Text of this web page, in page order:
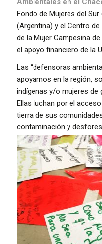
Fondo de Mujeres del Sur
(Argentina) y el Centro
de la Mujer Campesina
el apoyo financiero de la
Las “defensoras
apoyamos en la región,
indígenas y/o mujeres de
Ellas luchan por el
tierra de sus
contaminación y